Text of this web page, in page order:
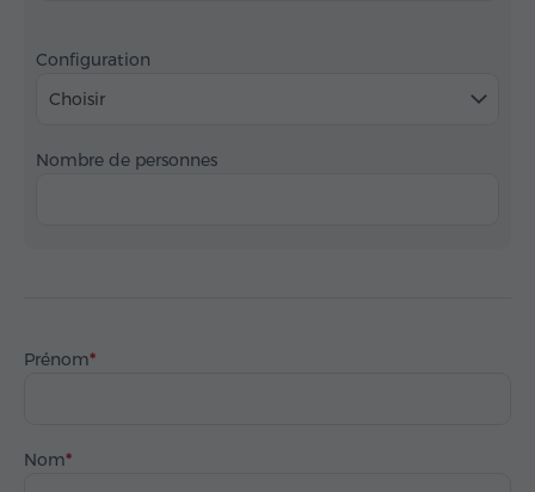
Configuration
Choisir
Nombre de personnes
Prénom
Nom